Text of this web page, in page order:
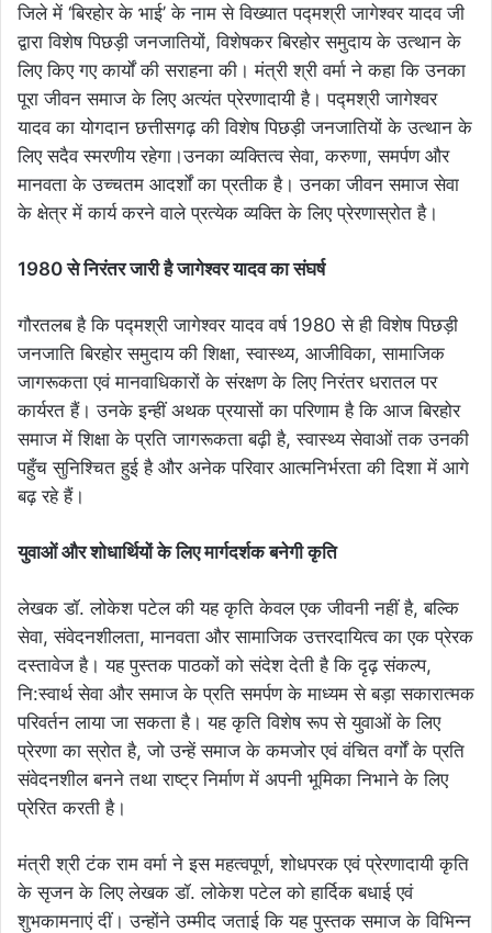
जिले में ‘बिरहोर के भाई’ के नाम से विख्यात पद्मश्री जागेश्वर यादव जी
द्वारा विशेष पिछड़ी जनजातियों, विशेषकर बिरहोर समुदाय के उत्थान के
लिए किए गए कार्यों की सराहना की। मंत्री श्री वर्मा ने कहा कि उनका
पूरा जीवन समाज के लिए अत्यंत प्रेरणादायी है। पद्मश्री जागेश्वर
यादव का योगदान छत्तीसगढ़ की विशेष पिछड़ी जनजातियों के उत्थान के
लिए सदैव स्मरणीय रहेगा।उनका व्यक्तित्व सेवा, करुणा, समर्पण और
मानवता के उच्चतम आदर्शों का प्रतीक है। उनका जीवन समाज सेवा
के क्षेत्र में कार्य करने वाले प्रत्येक व्यक्ति के लिए प्रेरणास्रोत है।
​1980 से निरंतर जारी है जागेश्वर यादव का संघर्ष
गौरतलब है कि पद्मश्री जागेश्वर यादव वर्ष 1980 से ही विशेष पिछड़ी
जनजाति बिरहोर समुदाय की शिक्षा, स्वास्थ्य, आजीविका, सामाजिक
जागरूकता एवं मानवाधिकारों के संरक्षण के लिए निरंतर धरातल पर
कार्यरत हैं। उनके इन्हीं अथक प्रयासों का परिणाम है कि आज बिरहोर
समाज में शिक्षा के प्रति जागरूकता बढ़ी है, स्वास्थ्य सेवाओं तक उनकी
पहुँच सुनिश्चित हुई है और अनेक परिवार आत्मनिर्भरता की दिशा में आगे
बढ़ रहे हैं।
​युवाओं और शोधार्थियों के लिए मार्गदर्शक बनेगी कृति
लेखक डॉ. लोकेश पटेल की यह कृति केवल एक जीवनी नहीं है, बल्कि
सेवा, संवेदनशीलता, मानवता और सामाजिक उत्तरदायित्व का एक प्रेरक
दस्तावेज है। यह पुस्तक पाठकों को संदेश देती है कि दृढ़ संकल्प,
नि:स्वार्थ सेवा और समाज के प्रति समर्पण के माध्यम से बड़ा सकारात्मक
परिवर्तन लाया जा सकता है। यह कृति विशेष रूप से युवाओं के लिए
प्रेरणा का स्रोत है, जो उन्हें समाज के कमजोर एवं वंचित वर्गों के प्रति
संवेदनशील बनने तथा राष्ट्र निर्माण में अपनी भूमिका निभाने के लिए
प्रेरित करती है।
​मंत्री श्री टंक राम वर्मा ने इस महत्वपूर्ण, शोधपरक एवं प्रेरणादायी कृति
के सृजन के लिए लेखक डॉ. लोकेश पटेल को हार्दिक बधाई एवं
शुभकामनाएं दीं। उन्होंने उम्मीद जताई कि यह पुस्तक समाज के विभिन्न